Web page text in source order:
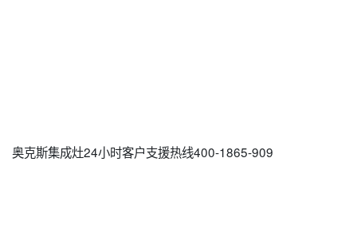
奥克斯集成灶24小时客户支援热线400-1865-909